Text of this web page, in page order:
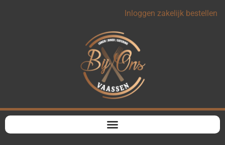
Inloggen zakelijk bestellen